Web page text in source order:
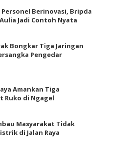
Berinovasi, Bripda
Jadi Contoh Nyata
Bongkar Tiga Jaringan
Pengedar
Amankan Tiga
Ruko di Ngagel
Masyarakat Tidak
di Jalan Raya